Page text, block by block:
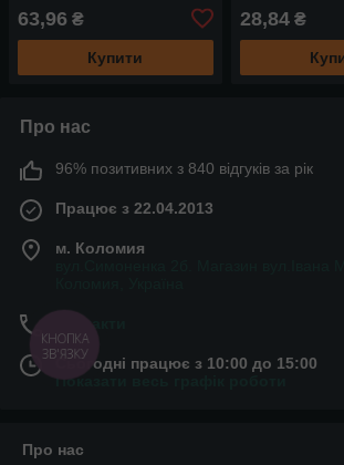
63,96 ₴
Купити
28,84₴
Про нас
96% позитивних з 840 відгуків за рік
Працює з 22.04.2013
м. Коломия
Контакти
Сьогодні працює з 10:00 до 15:00
Показати весь графік роботи
Про нас